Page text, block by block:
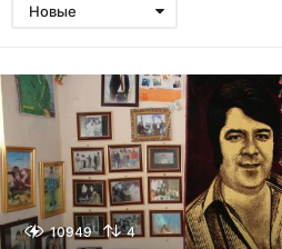
Новые
10949 4